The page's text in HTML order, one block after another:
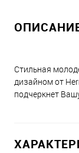
Стильная
дизайном от
подчеркнет